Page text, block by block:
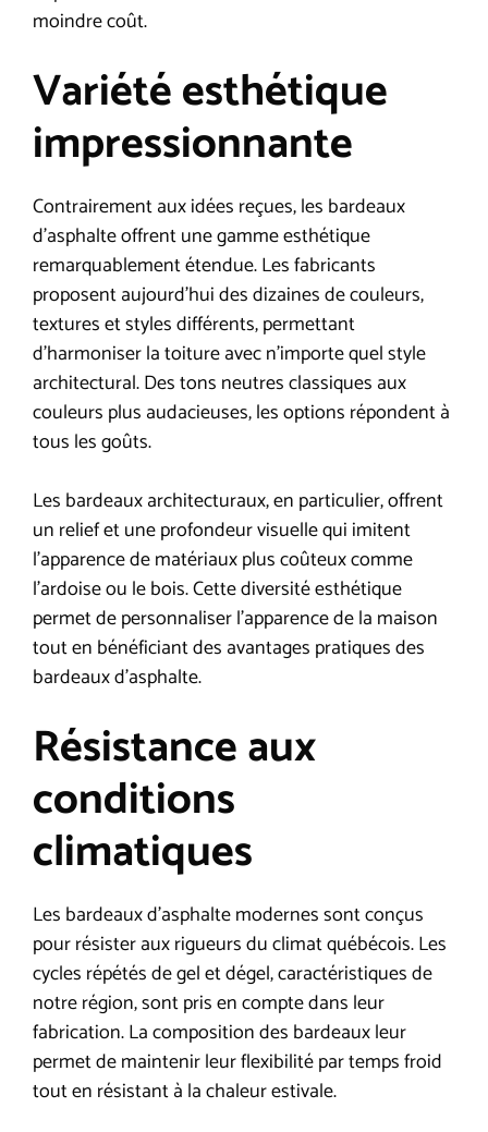
moindre coût.
Variété esthétique
impressionnante
Contrairement aux idées reçues, les bardeaux
d’asphalte offrent une gamme esthétique
remarquablement étendue. Les fabricants
proposent aujourd’hui des dizaines de couleurs,
textures et styles différents, permettant
d’harmoniser la toiture avec n’importe quel style
architectural. Des tons neutres classiques aux
couleurs plus audacieuses, les options répondent à
tous les goûts.
Les bardeaux architecturaux, en particulier, offrent
un relief et une profondeur visuelle qui imitent
l’apparence de matériaux plus coûteux comme
l’ardoise ou le bois. Cette diversité esthétique
permet de personnaliser l’apparence de la maison
tout en bénéficiant des avantages pratiques des
bardeaux d’asphalte.
Résistance aux
conditions
climatiques
Les bardeaux d’asphalte modernes sont conçus
pour résister aux rigueurs du climat québécois. Les
cycles répétés de gel et dégel, caractéristiques de
notre région, sont pris en compte dans leur
fabrication. La composition des bardeaux leur
permet de maintenir leur flexibilité par temps froid
tout en résistant à la chaleur estivale.